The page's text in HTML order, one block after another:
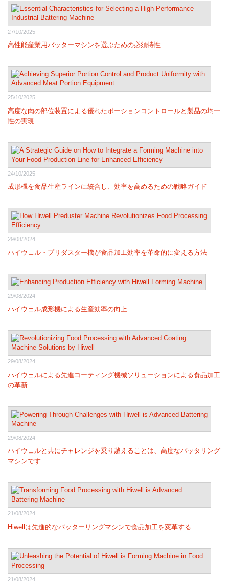
27/10/2025
高性能産業用バッターマシンを選ぶための必須特性
25/10/2025
高度な肉の部位装置による優れたポーションコントロールと製品の均一
性の実現
24/10/2025
成形機を食品生産ラインに統合し、効率を高めるための戦略ガイド
29/08/2024
ハイウェル・プリダスター機が食品加工効率を革命的に変える方法
29/08/2024
ハイウェル成形機による生産効率の向上
29/08/2024
ハイウェルによる先進コーティング機械ソリューションによる食品加工
の革新
29/08/2024
ハイウェルと共にチャレンジを乗り越えることは、高度なバッタリング
マシンです
21/08/2024
Hiwellは先進的なバッターリングマシンで食品加工を変革する
21/08/2024